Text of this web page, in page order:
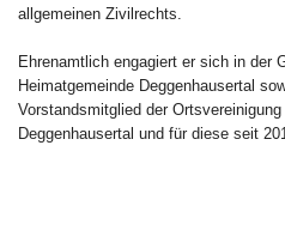
allgemeinen Zivilrechts.
Ehrenamtlich engagiert er sich in der
Heimatgemeinde Deggenhausertal
Vorstandsmitglied der
Deggenhausertal und für diese seit